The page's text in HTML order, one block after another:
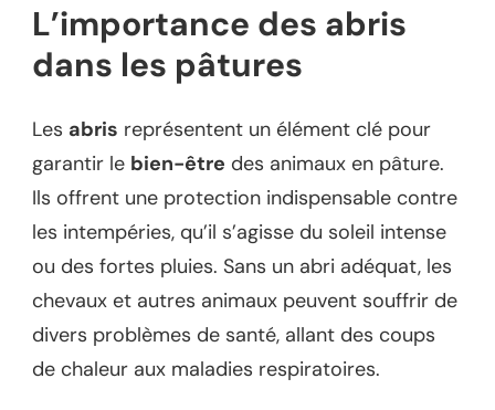
L’importance des abris
dans les pâtures
Les abris représentent un élément clé pour
garantir le bien-être des animaux en pâture.
Ils offrent une protection indispensable contre
les intempéries, qu’il s’agisse du soleil intense
ou des fortes pluies. Sans un abri adéquat, les
chevaux et autres animaux peuvent souffrir de
divers problèmes de santé, allant des coups
de chaleur aux maladies respiratoires.